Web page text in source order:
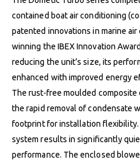
contained boat air conditioning
patented innovations in marine
winning the IBEX Innovation
reducing the unit’s size, its
enhanced with improved energy
The rust-free moulded composite
the rapid removal of condensate
footprint for installation
system results in significantly
performance. The enclosed